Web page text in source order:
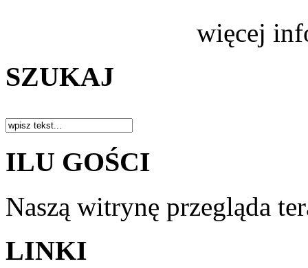
więcej
SZUKAJ
ILU GOŚCI
Naszą witrynę przegląda
LINKI